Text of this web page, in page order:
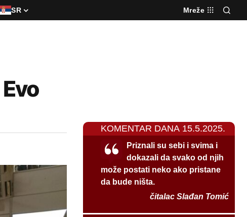
SR Mreže
KOMENTAR DANA 15.5.2025.
Priznali su sebi i svima i
dokazali da svako od njih
može postati neko ako pristane
da bude ništa.
čitalac Slađan Tomić